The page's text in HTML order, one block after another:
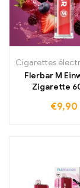
Flerbar M
Zigarette
€9,90